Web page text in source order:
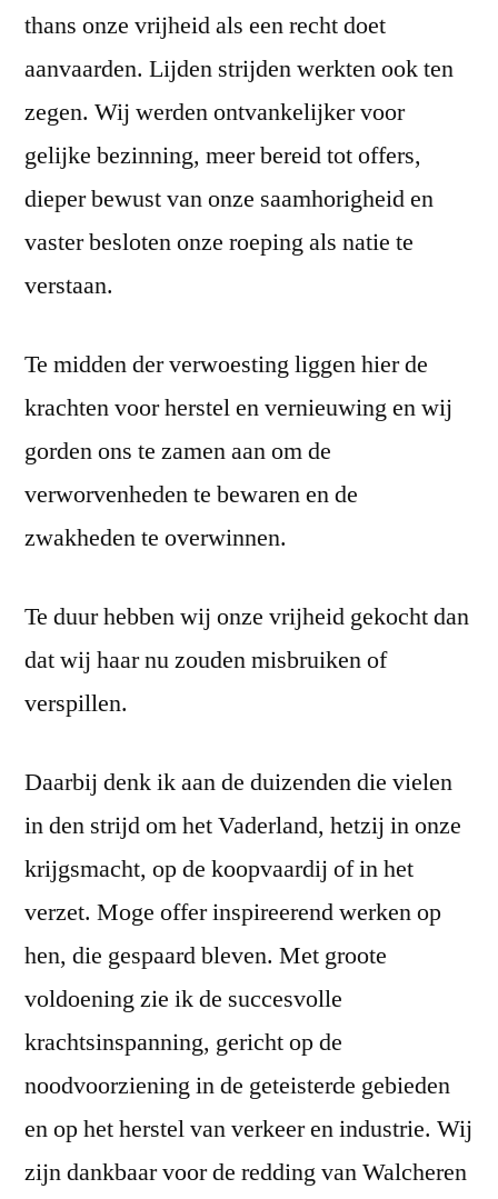
thans onze vrijheid als een recht doet
aanvaarden. Lijden strijden werkten ook ten
zegen. Wij werden ontvankelijker voor
gelijke bezinning, meer bereid tot offers,
dieper bewust van onze saamhorigheid en
vaster besloten onze roeping als natie te
verstaan.
Te midden der verwoesting liggen hier de
krachten voor herstel en vernieuwing en wij
gorden ons te zamen aan om de
verworvenheden te bewaren en de
zwakheden te overwinnen.
Te duur hebben wij onze vrijheid gekocht dan
dat wij haar nu zouden misbruiken of
verspillen.
Daarbij denk ik aan de duizenden die vielen
in den strijd om het Vaderland, hetzij in onze
krijgsmacht, op de koopvaardij of in het
verzet. Moge offer inspireerend werken op
hen, die gespaard bleven. Met groote
voldoening zie ik de succesvolle
krachtsinspanning, gericht op de
noodvoorziening in de geteisterde gebieden
en op het herstel van verkeer en industrie. Wij
zijn dankbaar voor de redding van Walcheren